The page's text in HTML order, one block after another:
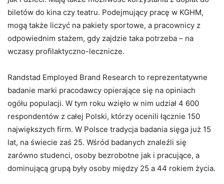
biletów do kina czy teatru. Podejmujący pracę w KGHM,
mogą także liczyć na pakiety sportowe, a pracownicy z
odpowiednim stażem, gdy zajdzie taka potrzeba – na
wczasy profilaktyczno-lecznicze.
Randstad Employed Brand Research to reprezentatywne
badanie marki pracodawcy opierające się na opiniach
ogółu populacji. W tym roku wzięło w nim udział 4 600
respondentów z całej Polski, którzy ocenili łącznie 150
największych firm. W Polsce tradycja badania sięga już 15
lat, na świecie zaś 25. Wśród badanych znaleźli się
zarówno studenci, osoby bezrobotne jak i pracujące, a
dominującą grupą były osoby między 25 a 44 rokiem życia.